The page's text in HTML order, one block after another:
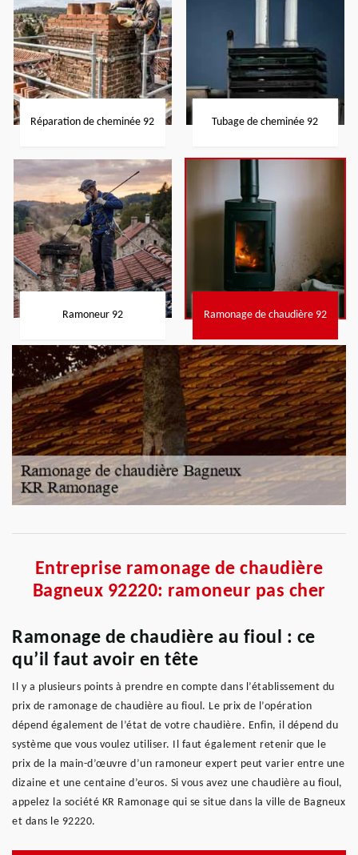
Réparation de cheminée 92 Tubage de cheminée 92
Ramoneur 92 Ramonage de chaudière 92
Entreprise ramonage de chaudière
Bagneux 92220: ramoneur pas cher
Ramonage de chaudière au fioul : ce
qu’il faut avoir en tête
Il y a plusieurs points à prendre en compte dans l’établissement du
prix de ramonage de chaudière au fioul. Le prix de l’opération
dépend également de l’état de votre chaudière. Enfin, il dépend du
système que vous voulez utiliser. Il faut également retenir que le
prix de la main-d’œuvre d’un ramoneur expert peut varier entre une
dizaine et une centaine d’euros. Si vous avez une chaudière au fioul,
appelez la société KR Ramonage qui se situe dans la ville de Bagneux
et dans le 92220.